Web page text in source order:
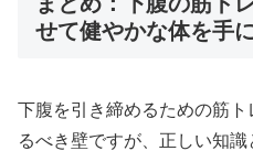
せて健やかな体を手
下腹を引き締めるための筋
るべき壁ですが、正しい知